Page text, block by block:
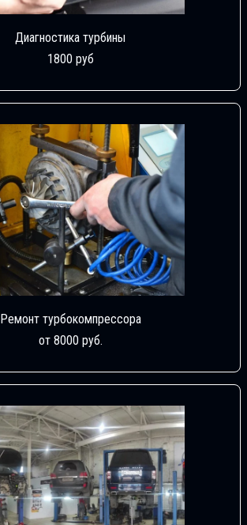
Диагностика турбины
1800 руб
Ремонт турбокомпрессора
от 8000 руб.